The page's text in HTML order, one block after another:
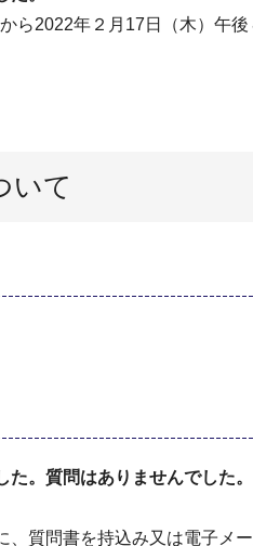
ら2022年２月17日（木）午後
いて
。質問はありませんでした。
、質問書を持込み又は電子メ